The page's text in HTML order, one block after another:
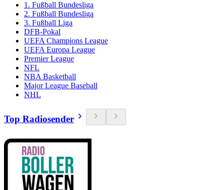
1. Fußball Bundesliga
2. Fußball Bundesliga
3. Fußball Liga
DFB-Pokal
UEFA Champions League
UEFA Europa League
Premier League
NFL
NBA Basketball
Major League Baseball
NHL
Top Radiosender